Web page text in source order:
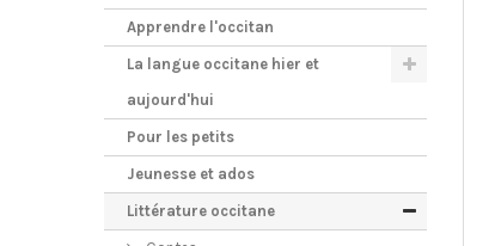
Apprendre l'occitan
La langue occitane hier et
aujourd'hui
Pour les petits
Jeunesse et ados
Littérature occitane